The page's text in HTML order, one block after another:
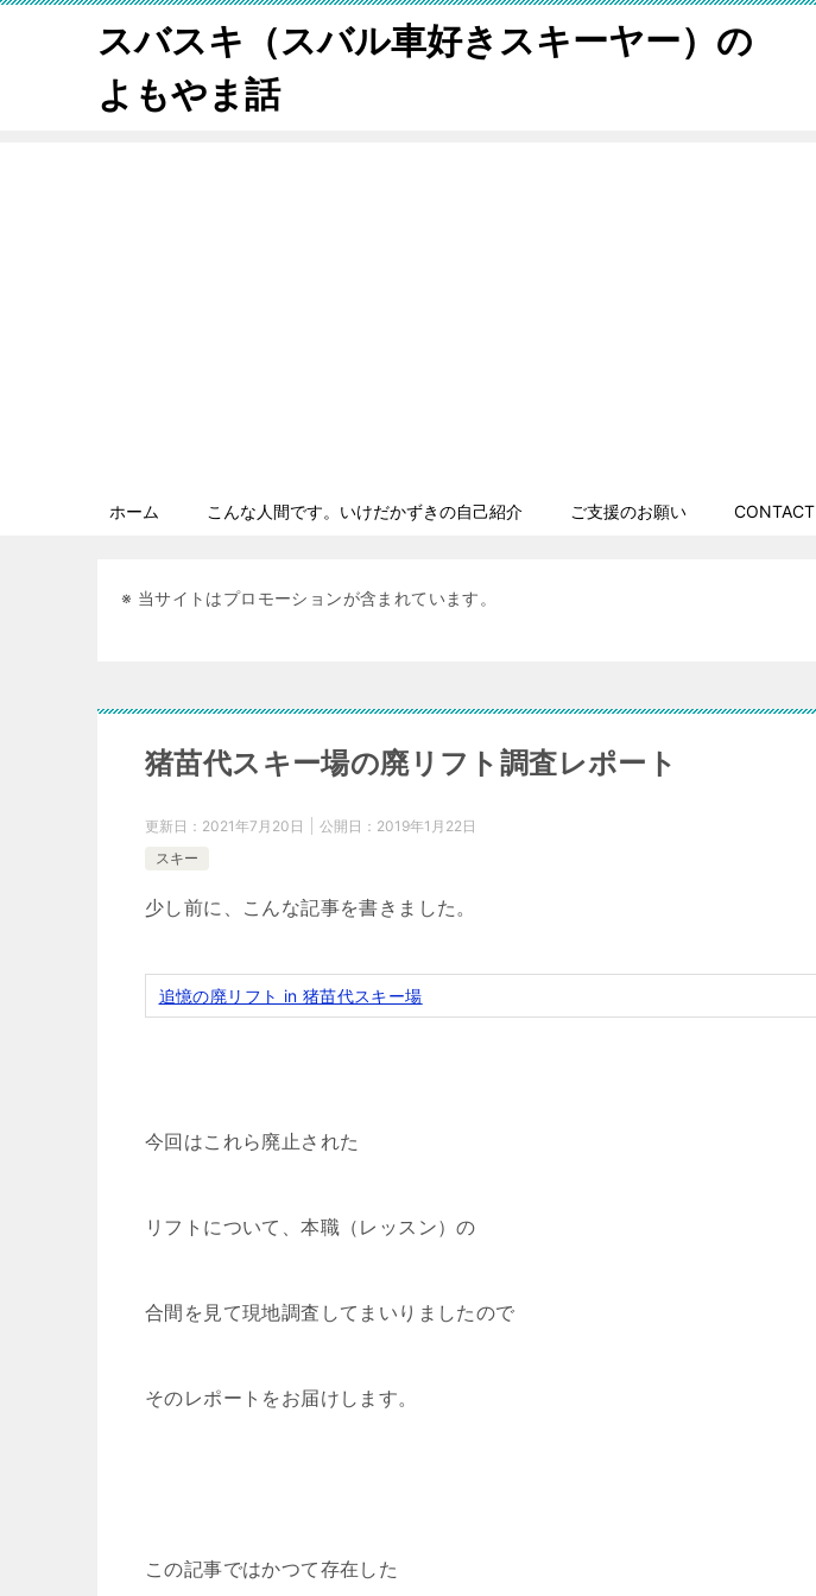
スバスキ（スバル車好きスキーヤー）の
よもやま話
ホーム こんな人間です。いけだかずきの自己紹介 ご支援のお願い CONTACT
※ 当サイトはプロモーションが含まれています。
猪苗代スキー場の廃リフト調査レポート
更新日： 2021年7月20日 公開日： 2019年1月22日
スキー
少し前に、こんな記事を書きました。
追憶の廃リフト in 猪苗代スキー場
今回はこれら廃止された
リフトについて、本職（レッスン）の
合間を見て現地調査してまいりましたので
そのレポートをお届けします。
この記事ではかつて存在した